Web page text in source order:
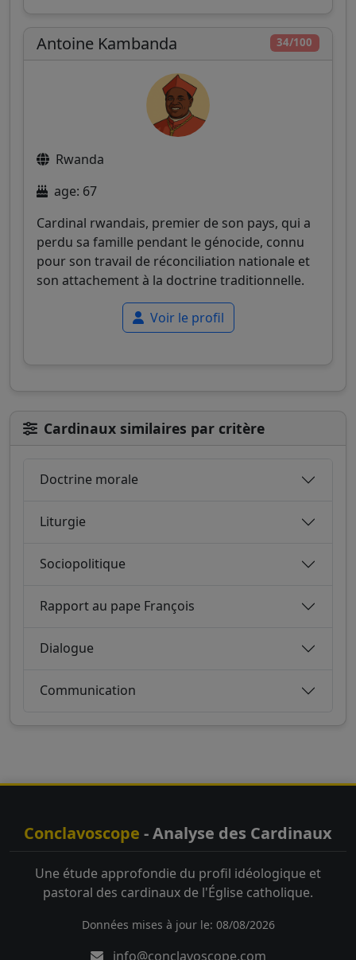
34/100
Antoine Kambanda
Rwanda
age: 67
Cardinal rwandais, premier de son pays, qui a
perdu sa famille pendant le génocide, connu
pour son travail de réconciliation nationale et
son attachement à la doctrine traditionnelle.
Voir le profil
Cardinaux similaires par critère
Doctrine morale
Liturgie
Sociopolitique
Rapport au pape François
Dialogue
Communication
Conclavoscope - Analyse des Cardinaux
Une étude approfondie du profil idéologique et
pastoral des cardinaux de l'Église catholique.
Données mises à jour le: 08/08/2026
info@conclavoscope.com